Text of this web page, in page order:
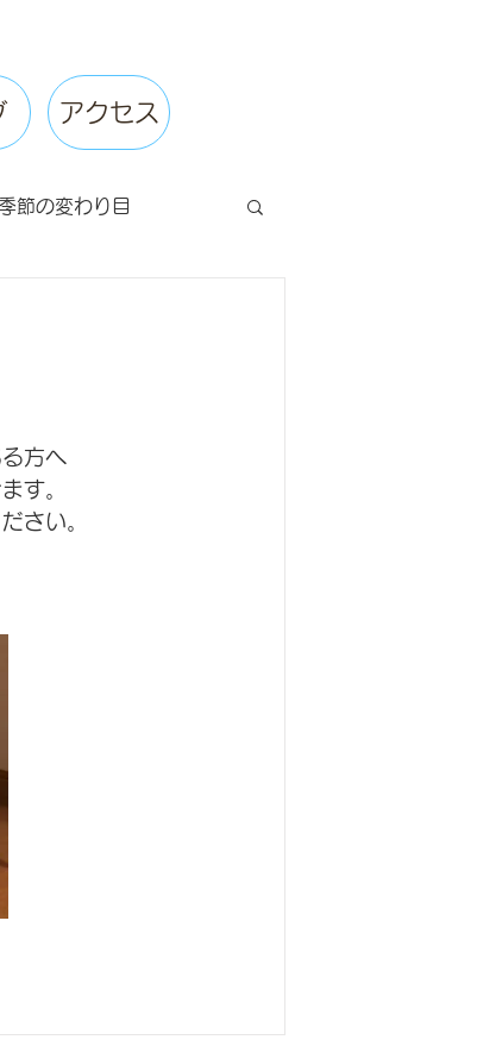
アクセス
季節の変わり目
方へ
す。
さい。